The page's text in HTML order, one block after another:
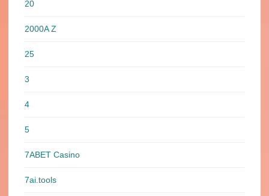
20
2000A Z
25
3
4
5
7ABET Casino
7ai.tools